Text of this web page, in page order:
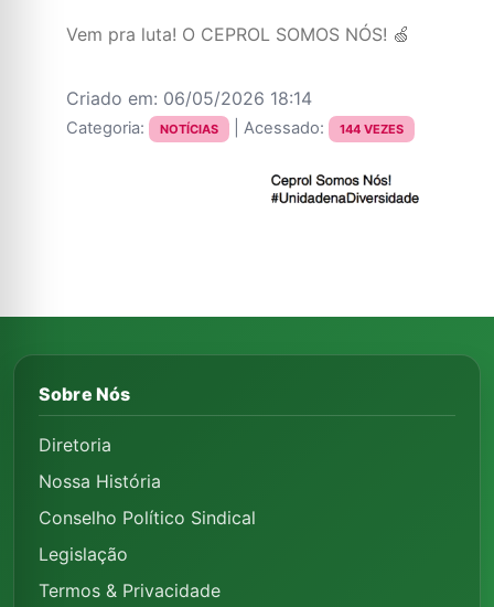
Vem pra luta! O CEPROL SOMOS NÓS! 🍏
Criado em: 06/05/2026 18:14
Categoria: NOTÍCIAS | Acessado: 144 VEZES
Sobre Nós
Diretoria
Nossa História
Conselho Político Sindical
Legislação
Termos & Privacidade